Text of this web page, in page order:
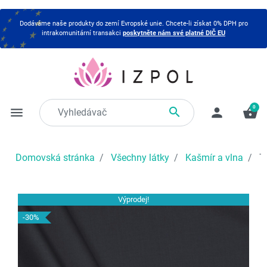
Dodáváme naše produkty do zemí Evropské unie. Chcete-li získat 0% DPH pro
intrakomunitární transakci poskytněte nám své platné DIČ EU
menu  person shopping_basket
0
Domovská stránka Všechny látky Kašmír a vlna
Výprodej!
-30%